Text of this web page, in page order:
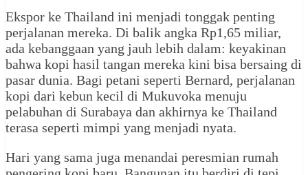
Ekspor ke Thailand ini menjadi tonggak penting
perjalanan mereka. Di balik angka Rp1,65 miliar,
ada kebanggaan yang jauh lebih dalam: keyakinan
bahwa kopi hasil tangan mereka kini bisa bersaing di
pasar dunia. Bagi petani seperti Bernard, perjalanan
kopi dari kebun kecil di Mukuvoka menuju
pelabuhan di Surabaya dan akhirnya ke Thailand
terasa seperti mimpi yang menjadi nyata.
Hari yang sama juga menandai peresmian rumah